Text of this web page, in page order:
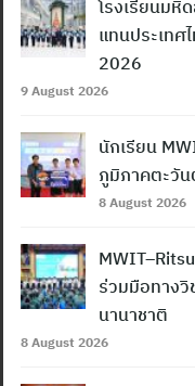
โรงเรียนม
แทนประเทศ
2026
9 August 2026
นักเรียน
ภูมิภาคตะวั
8 August 2026
ร่วมมือทางวิ
นานาชาติ
8 August 2026